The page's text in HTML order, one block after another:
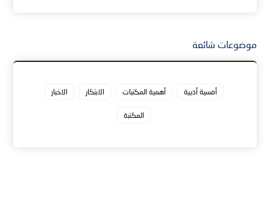
موضوعات شائعة
أمسية أدبية أهمية المكتبات الابتكار الاخبار
المكتبة